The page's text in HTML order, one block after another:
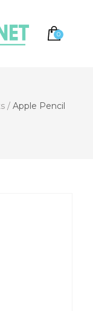
0
/ Apple Pencil